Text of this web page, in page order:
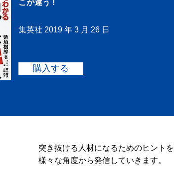
こが違う !
集英社 2019 年 3 月 26 日
購入する
突き抜ける人材になるためのヒントを
様々な角度から発信していきます。